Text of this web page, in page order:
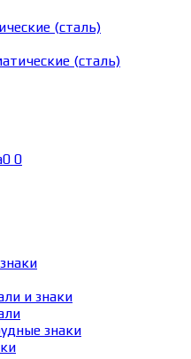
(сталь)
(сталь)
0 0
и знаки
знаки